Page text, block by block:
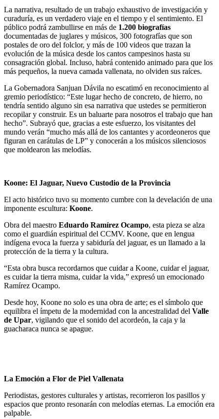
La narrativa, resultado de un trabajo exhaustivo de investigación y
curaduría, es un verdadero viaje en el tiempo y el sentimiento. El
público podrá zambullirse en más de 1.200 biografías
documentadas de juglares y músicos, 300 fotografías que son
postales de oro del folclor, y más de 100 videos que trazan la
evolución de la música desde los cantos campesinos hasta su
consagración global. Incluso, habrá contenido animado para que los
más pequeños, la nueva camada vallenata, no olviden sus raíces.
La Gobernadora Sanjuan Dávila no escatimó en reconocimiento al
gremio periodístico: “Este lugar hecho de concreto, de hierro, no
tendría sentido alguno sin esa narrativa que ustedes se permitieron
recopilar y construir. Es un baluarte para nosotros el trabajo que han
hecho”. Subrayó que, gracias a este esfuerzo, los visitantes del
mundo verán “mucho más allá de los cantantes y acordeoneros que
figuran en carátulas de LP” y conocerán a los músicos silenciosos
que moldearon las melodías.
Koone: El Jaguar, Nuevo Custodio de la Provincia
El acto histórico tuvo su momento cumbre con la develación de una
imponente escultura: Koone.
Obra del maestro Eduardo Ramírez Ocampo, esta pieza se alza
como el guardián espiritual del CCMV. Koone, que en lengua
indígena evoca la fuerza y sabiduría del jaguar, es un llamado a la
protección de la tierra y la cultura.
“Esta obra busca recordarnos que cuidar a Koone, cuidar el jaguar,
es cuidar la tierra misma, cuidar la vida,” expresó un emocionado
Ramírez Ocampo.
Desde hoy, Koone no solo es una obra de arte; es el símbolo que
equilibra el ímpetu de la modernidad con la ancestralidad del Valle
de Upar, vigilando que el sonido del acordeón, la caja y la
guacharaca nunca se apague.
La Emoción a Flor de Piel Vallenata
Periodistas, gestores culturales y artistas, recorrieron los pasillos y
espacios que pronto resonarán con melodías eternas. La emoción era
palpable.